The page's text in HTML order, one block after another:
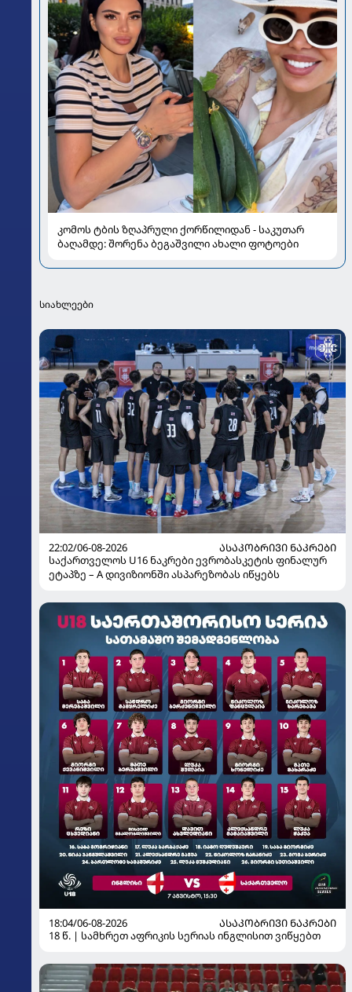
კომოს ტბის ზღაპრული ქორწილიდან - საკუთარ
ბაღამდე: შორენა ბეგაშვილი ახალი ფოტოები
სიახლეები
22:02/06-08-2026
ᲐᲡᲐᲙᲝᲑᲠᲘᲕᲘ ᲜᲐᲙᲠᲔᲑᲘ
საქართველოს U16 ნაკრები ევრობასკეტის ფინალურ
ეტაპზე – A დივიზიონში ასპარეზობას იწყებს
18:04/06-08-2026
ᲐᲡᲐᲙᲝᲑᲠᲘᲕᲘ ᲜᲐᲙᲠᲔᲑᲘ
18 წ. | სამხრეთ აფრიკის სერიას ინგლისით ვიწყებთ